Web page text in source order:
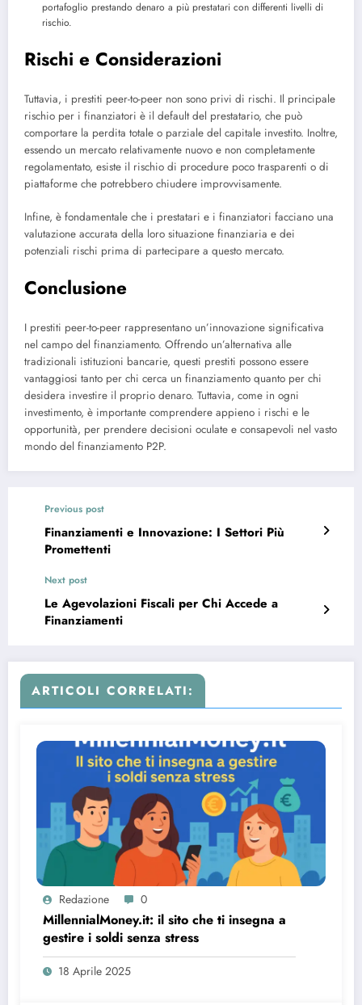
portafoglio prestando denaro a più prestatari con differenti livelli di
rischio.
Rischi e Considerazioni
Tuttavia, i prestiti peer-to-peer non sono privi di rischi. Il principale
rischio per i finanziatori è il default del prestatario, che può
comportare la perdita totale o parziale del capitale investito. Inoltre,
essendo un mercato relativamente nuovo e non completamente
regolamentato, esiste il rischio di procedure poco trasparenti o di
piattaforme che potrebbero chiudere improvvisamente.
Infine, è fondamentale che i prestatari e i finanziatori facciano una
valutazione accurata della loro situazione finanziaria e dei
potenziali rischi prima di partecipare a questo mercato.
Conclusione
I prestiti peer-to-peer rappresentano un’innovazione significativa
nel campo del finanziamento. Offrendo un’alternativa alle
tradizionali istituzioni bancarie, questi prestiti possono essere
vantaggiosi tanto per chi cerca un finanziamento quanto per chi
desidera investire il proprio denaro. Tuttavia, come in ogni
investimento, è importante comprendere appieno i rischi e le
opportunità, per prendere decisioni oculate e consapevoli nel vasto
mondo del finanziamento P2P.
Previous post
Finanziamenti e Innovazione: I Settori Più
Promettenti
Next post
Le Agevolazioni Fiscali per Chi Accede a
Finanziamenti
ARTICOLI CORRELATI:
Redazione 0
MillennialMoney.it: il sito che ti insegna a
gestire i soldi senza stress
18 Aprile 2025